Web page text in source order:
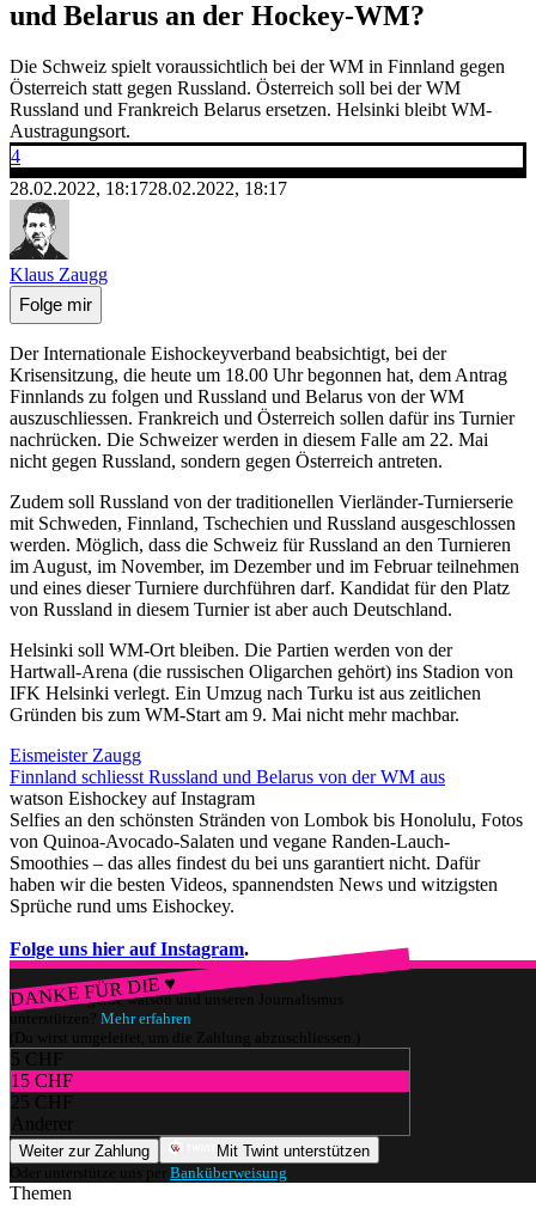
und Belarus an der Hockey-WM?
Die Schweiz spielt voraussichtlich bei der WM in Finnland gegen
Österreich statt gegen Russland. Österreich soll bei der WM
Russland und Frankreich Belarus ersetzen. Helsinki bleibt WM-
Austragungsort.
4
28.02.2022, 18:1728.02.2022, 18:17
Klaus Zaugg
Folge mir
Der Internationale Eishockeyverband beabsichtigt, bei der
Krisensitzung, die heute um 18.00 Uhr begonnen hat, dem Antrag
Finnlands zu folgen und Russland und Belarus von der WM
auszuschliessen. Frankreich und Österreich sollen dafür ins Turnier
nachrücken. Die Schweizer werden in diesem Falle am 22. Mai
nicht gegen Russland, sondern gegen Österreich antreten.
Zudem soll Russland von der traditionellen Vierländer-Turnierserie
mit Schweden, Finnland, Tschechien und Russland ausgeschlossen
werden. Möglich, dass die Schweiz für Russland an den Turnieren
im August, im November, im Dezember und im Februar teilnehmen
und eines dieser Turniere durchführen darf. Kandidat für den Platz
von Russland in diesem Turnier ist aber auch Deutschland.
Helsinki soll WM-Ort bleiben. Die Partien werden von der
Hartwall-Arena (die russischen Oligarchen gehört) ins Stadion von
IFK Helsinki verlegt. Ein Umzug nach Turku ist aus zeitlichen
Gründen bis zum WM-Start am 9. Mai nicht mehr machbar.
Eismeister Zaugg
Finnland schliesst Russland und Belarus von der WM aus
watson Eishockey auf Instagram
Selfies an den schönsten Stränden von Lombok bis Honolulu, Fotos
von Quinoa-Avocado-Salaten und vegane Randen-Lauch-
Smoothies – das alles findest du bei uns garantiert nicht. Dafür
haben wir die besten Videos, spannendsten News und witzigsten
Sprüche rund ums Eishockey.
Folge uns hier auf Instagram.
DANKE FÜR DIE ♥
Würdest du gerne watson und unseren Journalismus
unterstützen? Mehr erfahren
(Du wirst umgeleitet, um die Zahlung abzuschliessen.)
5 CHF
15 CHF
25 CHF
Anderer
Weiter zur Zahlung
Mit Twint unterstützen
Oder unterstütze uns per Banküberweisung
Themen